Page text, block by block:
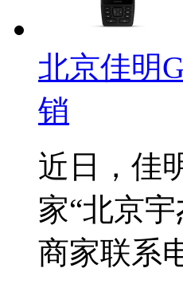
北京佳明
销
近日，佳
家“北京
商家联系